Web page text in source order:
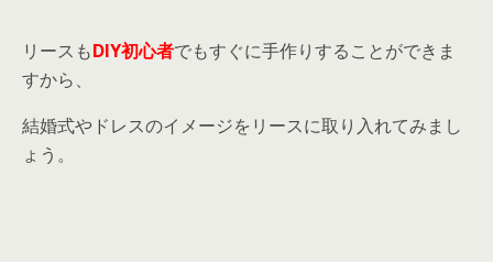
リースもDIY初心者でもすぐに手作りすることができま
すから、
結婚式やドレスのイメージをリースに取り入れてみまし
ょう。